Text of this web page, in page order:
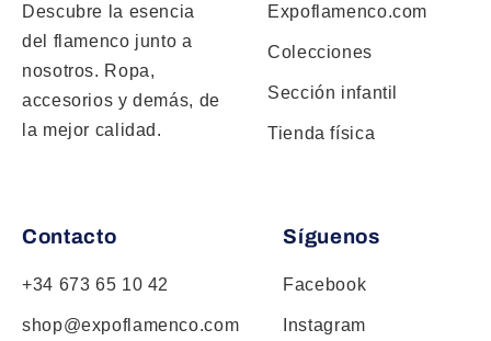
Descubre la esencia
del flamenco junto a
nosotros. Ropa,
accesorios y demás, de
la mejor calidad.
Expoflamenco.com
Colecciones
Sección infantil
Tienda física
Contacto
+34 673 65 10 42
shop@expoflamenco.com
Síguenos
Facebook
Instagram